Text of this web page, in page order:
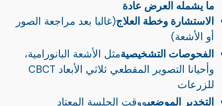
ما يشمله العرض عادة
الاستشارة وخطة العلاج(غالبا بعد مراجعة الصور
أو الأشعة)
الفحوصات التشخيصيةمثل الأشعة البانورامية،
وأحيانا التصوير المقطعي ثلاثي الأبعاد CBCT
للزرعات
التخدير الموضعيووقت الجلسة المعتاد